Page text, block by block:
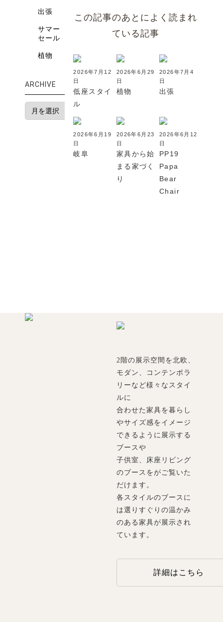
この記事のあとによく読まれ
ている記事
2026年7月12
日
低座スタイ
ル
2026年6月29
日
植物
2026年7月4
日
出張
2026年6月19
日
岐阜
2026年6月23
日
家具から始
まる家づく
り
2026年6月12
日
PP19
Papa
Bear
Chair
出張
サマー
セール
植物
ARCHIVE
2階の展示空間を北欧、
モダン、コンテンポラ
リーなど様々なスタイ
ルに
合わせた家具を暮らし
やサイズ感をイメージ
できるように展示する
ブースや
子供室、床座リビング
のブースをがご覧いた
だけます。
各スタイルのブースに
は選りすぐりの温かみ
のある家具が展示され
ています。
詳細はこちら